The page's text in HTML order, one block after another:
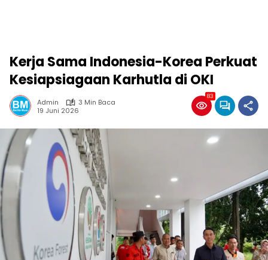
Kerja Sama Indonesia-Korea Perkuat
Kesiapsiagaan Karhutla di OKI
Admin
3 Min Baca
19 Juni 2026
83